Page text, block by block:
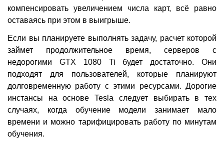
компенсировать увеличением числа карт, всё равно
оставаясь при этом в выигрыше.
Если вы планируете выполнять задачу, расчет которой
займет продолжительное время, серверов с
недорогими GTX 1080 Ti будет достаточно. Они
подходят для пользователей, которые планируют
долговременную работу с этими ресурсами. Дорогие
инстансы на основе Tesla следует выбирать в тех
случаях, когда обучение модели занимает мало
времени и можно тарифицировать работу по минутам
обучения.